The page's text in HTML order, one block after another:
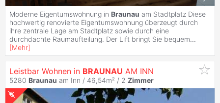
Moderne Eigentumswohnung in Braunau am Stadtplatz Diese
hochwertig renovierte Eigentumswohnung überzeugt durch
ihre zentrale Lage am Stadtplatz sowie durch eine
durchdachte Raumaufteilung. Der Lift bringt Sie bequem...
[Mehr]
Leistbar Wohnen in BRAUNAU AM INN
5280 Braunau am Inn / 46,54m² / 2 Zimmer